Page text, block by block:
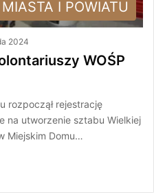
I POWIATU
2024
WOŚP
rozpoczął rejestrację
na utworzenie sztabu Wielkiej
Miejskim Domu…